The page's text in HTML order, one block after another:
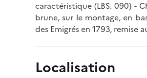
caractéristique (LBS. 090) -
brune, sur le montage, en
des Emigrés en 1793, remise
Localisation